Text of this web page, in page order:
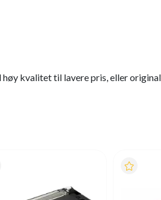
høy kvalitet til lavere pris, eller